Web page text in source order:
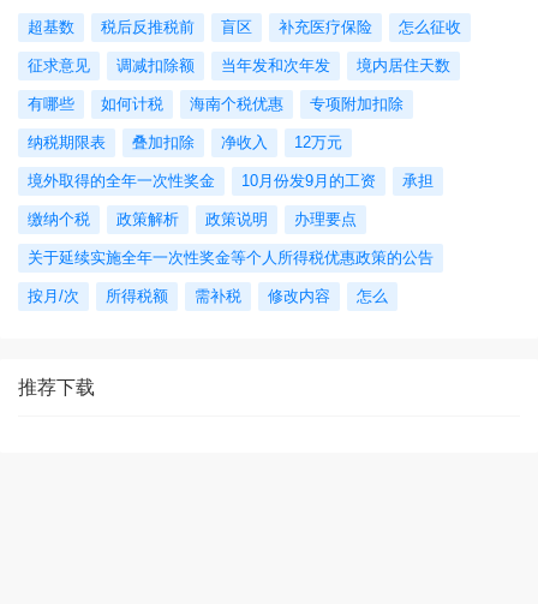
超基数 税后反推税前 盲区 补充医疗保险 怎么征收
征求意见 调减扣除额 当年发和次年发 境内居住天数
有哪些 如何计税 海南个税优惠 专项附加扣除
纳税期限表 叠加扣除 净收入 12万元
境外取得的全年一次性奖金 10月份发9月的工资 承担
缴纳个税 政策解析 政策说明 办理要点
关于延续实施全年一次性奖金等个人所得税优惠政策的公告
按月/次 所得税额 需补税 修改内容 怎么
推荐下载